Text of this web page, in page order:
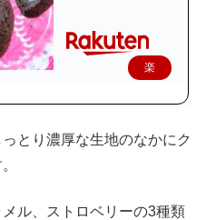
楽
購
とり濃厚な生地のなかにク
ル、ストロベリーの3種類